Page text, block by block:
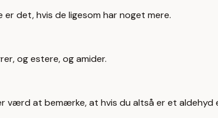
det, hvis de ligesom har noget mere.
og estere, og amider.
værd at bemærke, at hvis du altså er et aldehyd